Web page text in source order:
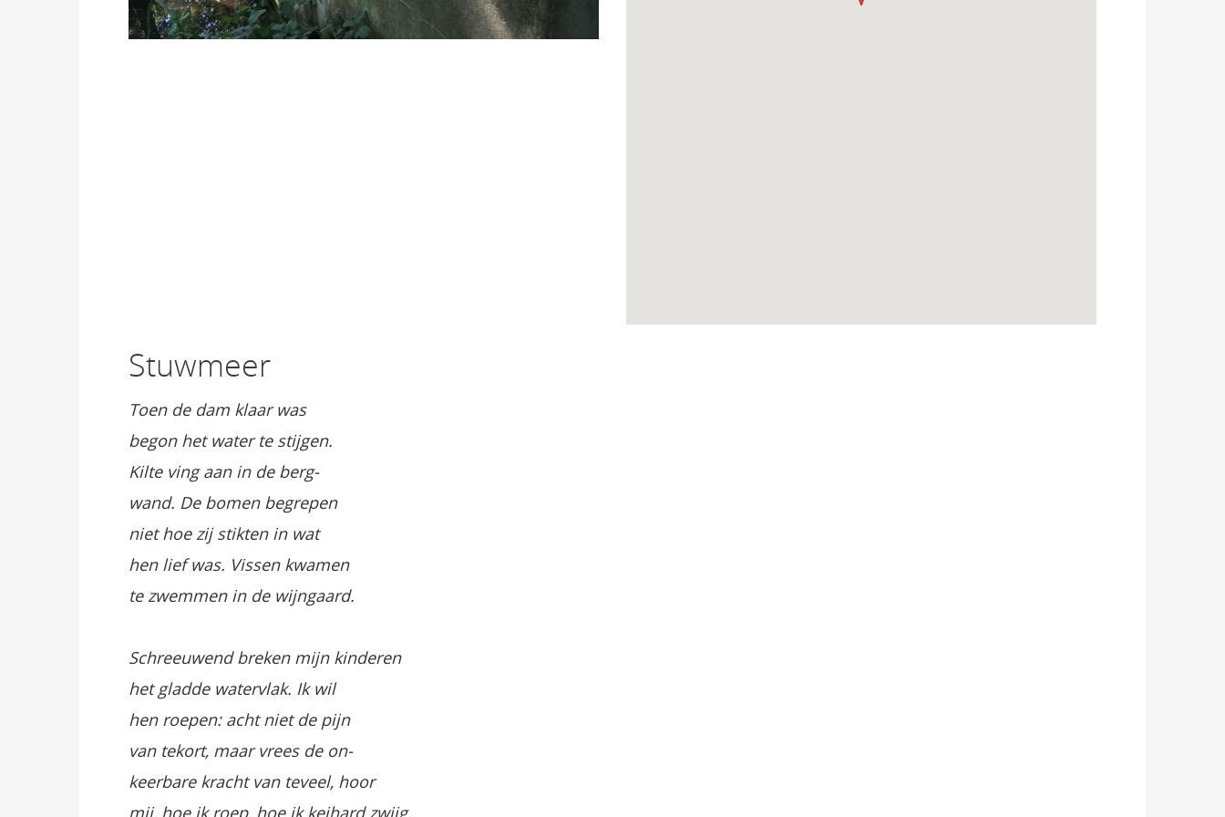
Stuwmeer
Toen de dam klaar was
begon het water te stijgen.
Kilte ving aan in de berg-
wand. De bomen begrepen
niet hoe zij stikten in wat
hen lief was. Vissen kwamen
te zwemmen in de wijngaard.
Schreeuwend breken mijn kinderen
het gladde watervlak. Ik wil
hen roepen: acht niet de pijn
van tekort, maar vrees de on-
keerbare kracht van teveel, hoor
mij, hoe ik roep, hoe ik keihard zwijg.